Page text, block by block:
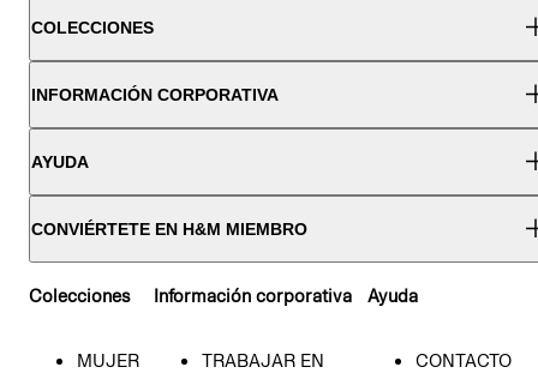
COLECCIONES
INFORMACIÓN CORPORATIVA
AYUDA
CONVIÉRTETE EN H&M MIEMBRO
Colecciones
MUJER
Información corporativa
TRABAJAR EN
Ayuda
CONTACTO